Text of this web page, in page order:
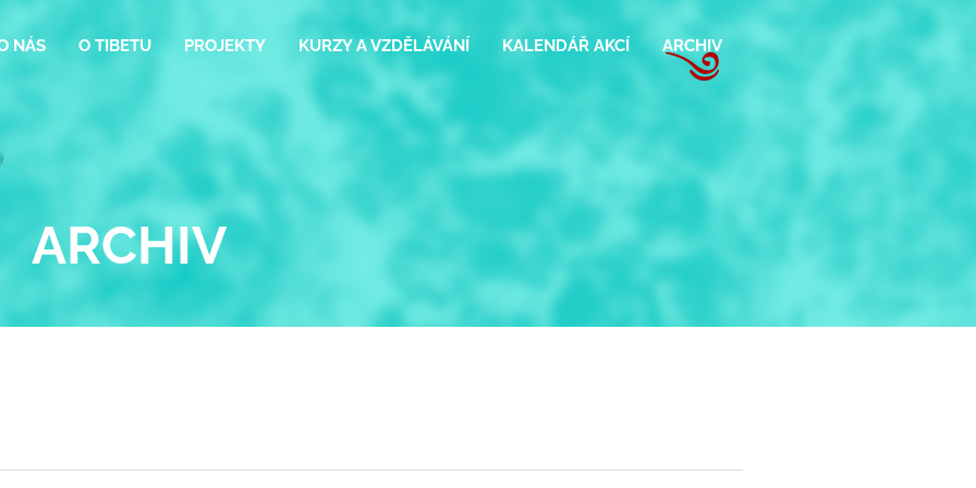
NÁS O TIBETU PROJEKTY KURZY A VZDĚLÁVÁNÍ KALENDÁŘ AKCÍ ARCHIV
ARCHIV